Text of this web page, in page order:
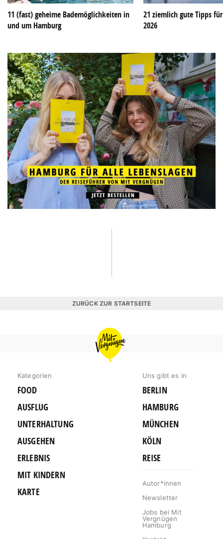
11 (fast) geheime Bademöglichkeiten in
und um Hamburg
21 ziemlich gute Tipps
2026
ZURÜCK ZUR STARTSEITE
MIT
VERGNÜGEN
HAMBURG
Kategorien
FOOD
AUSFLUG
UNTERHALTUNG
AUSGEHEN
ERLEBNIS
MIT KINDERN
KARTE
Uns gibt es in
BERLIN
HAMBURG
MÜNCHEN
KÖLN
REISE
Autor*innen
Newsletter
Jobs bei Mit
Vergnügen
Hamburg